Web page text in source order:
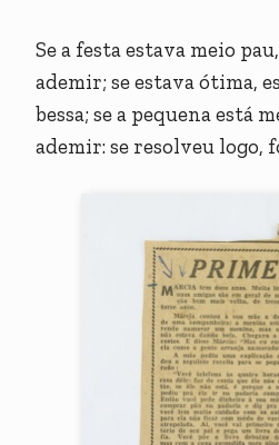
Se a festa estava meio
ademir; se estava ótima,
bessa; se a pequena está
ademir: se resolveu logo,